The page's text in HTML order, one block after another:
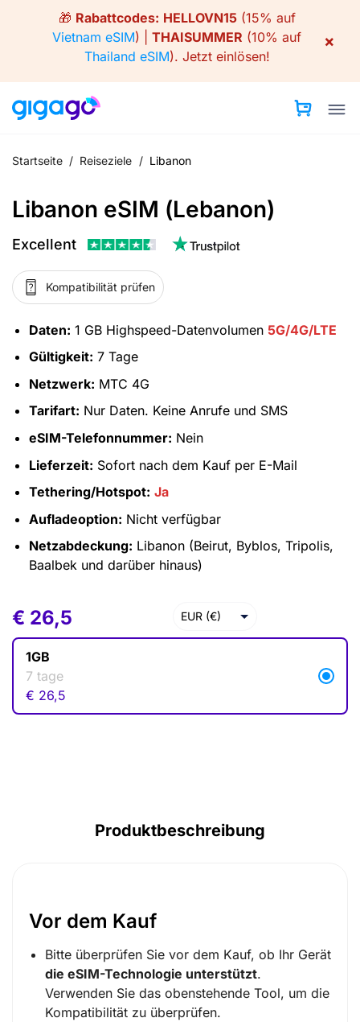
🎁 Rabattcodes: HELLOVN15(15% auf
Vietnam eSIM) | THAISUMMER (10% auf
Thailand eSIM). Jetzt einlösen!
×
Startseite / Reiseziele / Libanon
Libanon eSIM (Lebanon)
Excellent
Kompatibilität prüfen
Daten: 1 GB Highspeed-Datenvolumen 5G/4G/LTE
Gültigkeit: 7 Tage
Netzwerk: MTC 4G
Tarifart: Nur Daten. Keine Anrufe und SMS
eSIM-Telefonnummer: Nein
Lieferzeit: Sofort nach dem Kauf per E-Mail
Tethering/Hotspot: Ja
Aufladeoption: Nicht verfügbar
Netzabdeckung: Libanon (Beirut, Byblos, Tripolis,
Baalbek und darüber hinaus)
€ 26,5 EUR (€)
1GB
7 tage
€ 26,5
€ 26,5
Produktbeschreibung
Vor dem Kauf
Bitte überprüfen Sie vor dem Kauf, ob Ihr Gerät
die eSIM-Technologie unterstützt.
Verwenden Sie das obenstehende Tool, um die
Kompatibilität zu überprüfen.